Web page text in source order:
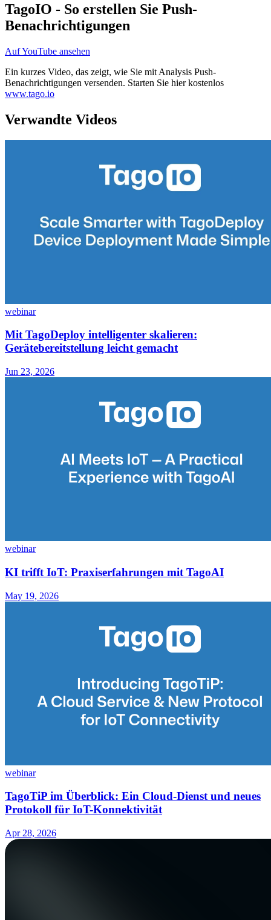
TagoIO - So erstellen Sie Push-
Benachrichtigungen
Auf YouTube ansehen
Ein kurzes Video, das zeigt, wie Sie mit Analysis Push-
Benachrichtigungen versenden. Starten Sie hier kostenlos
www.tago.io
Verwandte Videos
webinar
Mit TagoDeploy intelligenter skalieren:
Gerätebereitstellung leicht gemacht
Jun 23, 2026
webinar
KI trifft IoT: Praxiserfahrungen mit TagoAI
May 19, 2026
webinar
TagoTiP im Überblick: Ein Cloud-Dienst und neues
Protokoll für IoT-Konnektivität
Apr 28, 2026